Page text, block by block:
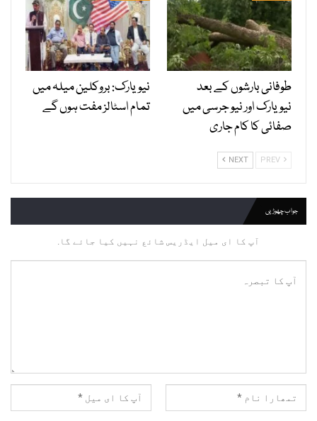
طوفانی بارشوں کے بعد
نیویارک اور نیو جرسی میں
صفائی کا کام جاری
نیویارک: بروکلین میلہ میں
تمام اسٹالز مفت ہوں گے
NEXT
جواب چھوڑیں
آپ کا ای میل ایڈریس شائع نہیں کیا جائے گا.